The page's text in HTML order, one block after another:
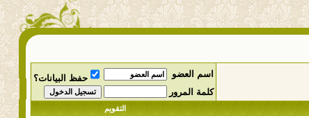
اسم العضو
حفظ البيانات؟
كلمة المرور
التقويم